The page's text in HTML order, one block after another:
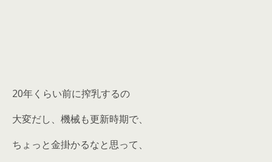
20年くらい前に搾乳するの
大変だし、機械も更新時期で、
ちょっと金掛かるなと思って、